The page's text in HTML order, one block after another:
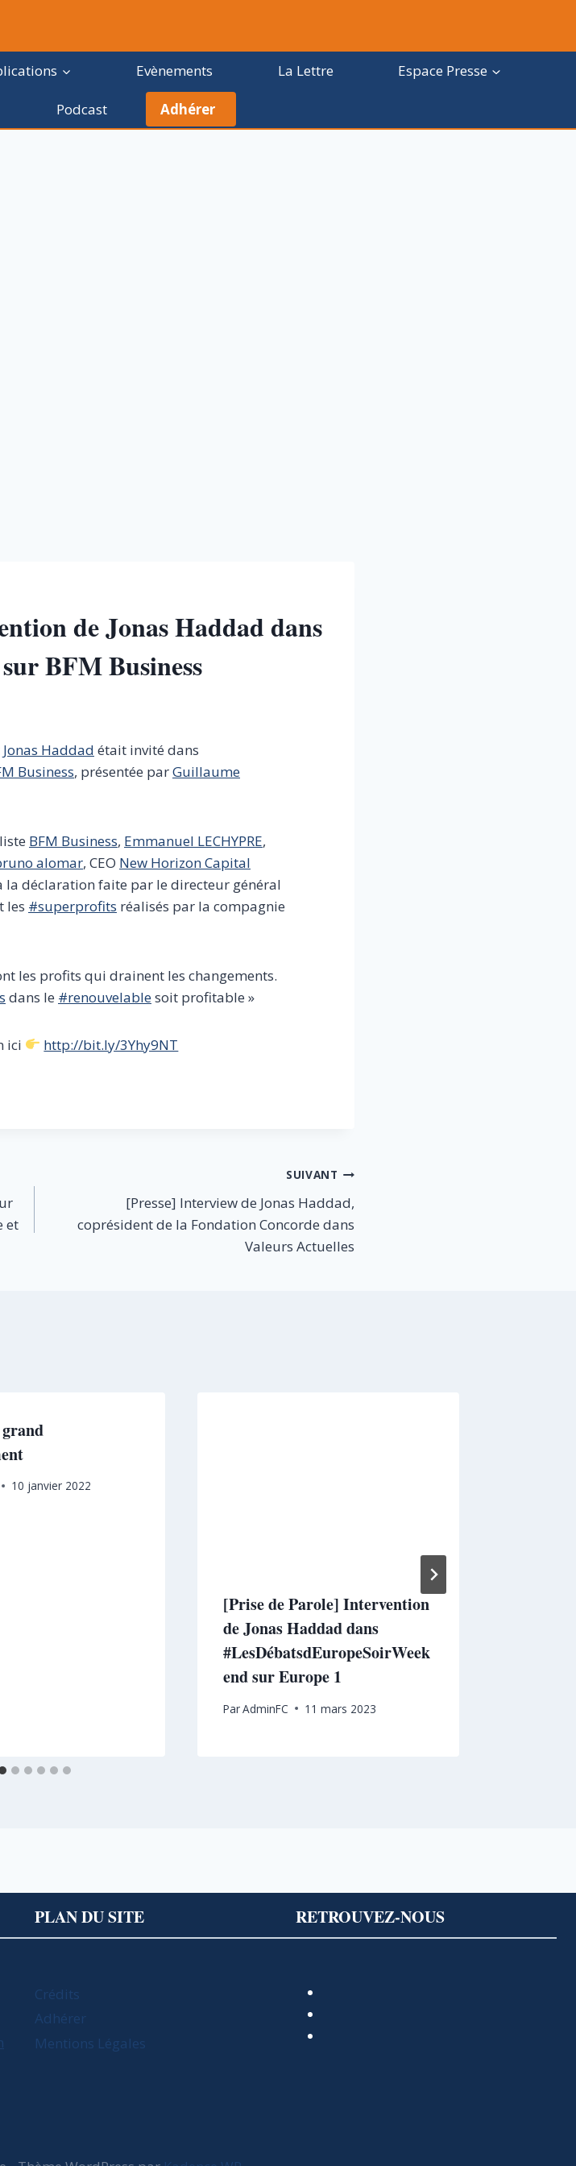
Evènements La Lettre Espace Presse
Podcast Adhérer
de Jonas Haddad dans
BFM Business
Jonas Haddad était invité dans
Business, présentée parGuillaume
BFM Business, Emmanuel LECHYPRE,
alomar, CEO New Horizon Capital
la déclaration faite par le directeur général
les #superprofits réalisés par la compagnie
les profits qui drainent les changements.
dans le #renouvelablesoit profitable »
ici http://bit.ly/3Yhy9NT
et
SUIVANT
[Presse] Interview de Jonas Haddad,
coprésident de la Fondation Concorde dans
Valeurs Actuelles
10 janvier 2022
[Prise de Parole] Intervention
de Jonas Haddad dans
#LesDébatsdEuropeSoirWeek
end sur Europe 1
ParAdminFC 11 mars 2023
PLAN DU SITE
Crédits
Adhérer
Mentions Légales
RETROUVEZ-NOUS